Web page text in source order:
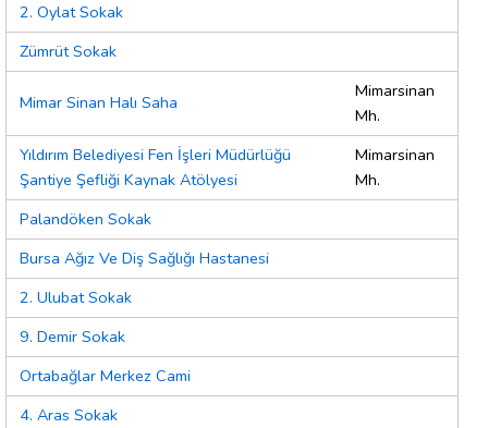
2. Oylat Sokak
Zümrüt Sokak
Mimar Sinan Halı Saha
Mimarsinan
Mh.
Yıldırım Belediyesi Fen İşleri Müdürlüğü
Şantiye Şefliği Kaynak Atölyesi
Mimarsinan
Mh.
Palandöken Sokak
Bursa Ağız Ve Diş Sağlığı Hastanesi
2. Ulubat Sokak
9. Demir Sokak
Ortabağlar Merkez Cami
4. Aras Sokak